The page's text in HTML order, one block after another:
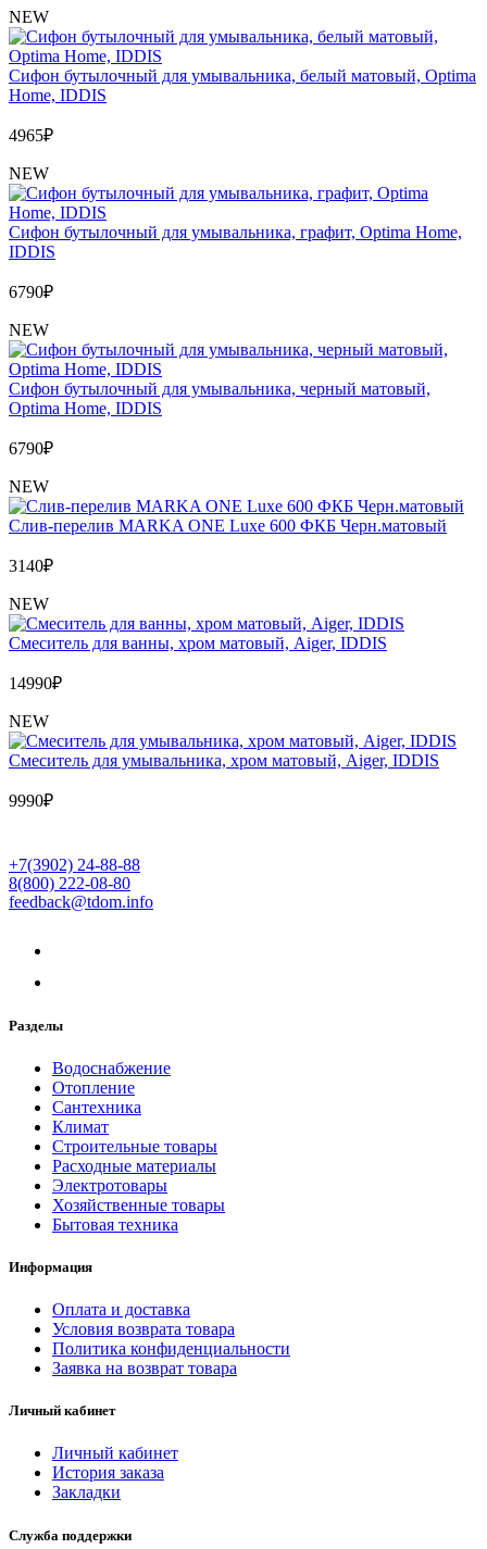
NEW
Сифон бутылочный для умывальника, белый матовый, Optima
Home, IDDIS
4965₽
NEW
Сифон бутылочный для умывальника, графит, Optima Home,
IDDIS
6790₽
NEW
Сифон бутылочный для умывальника, черный матовый,
Optima Home, IDDIS
6790₽
NEW
Слив-перелив MARKA ONE Luxe 600 ФКБ Черн.матовый
3140₽
NEW
Cмеситель для ванны, хром матовый, Aiger, IDDIS
14990₽
NEW
Cмеситель для умывальника, хром матовый, Aiger, IDDIS
9990₽
+7(3902) 24-88-88
8(800) 222-08-80
feedback@tdom.info
Разделы
Водоснабжение
Отопление
Сантехника
Климат
Строительные товары
Расходные материалы
Электротовары
Хозяйственные товары
Бытовая техника
Информация
Оплата и доставка
Условия возврата товара
Политика конфиденциальности
Заявка на возврат товара
Личный кабинет
Личный кабинет
История заказа
Закладки
Служба поддержки